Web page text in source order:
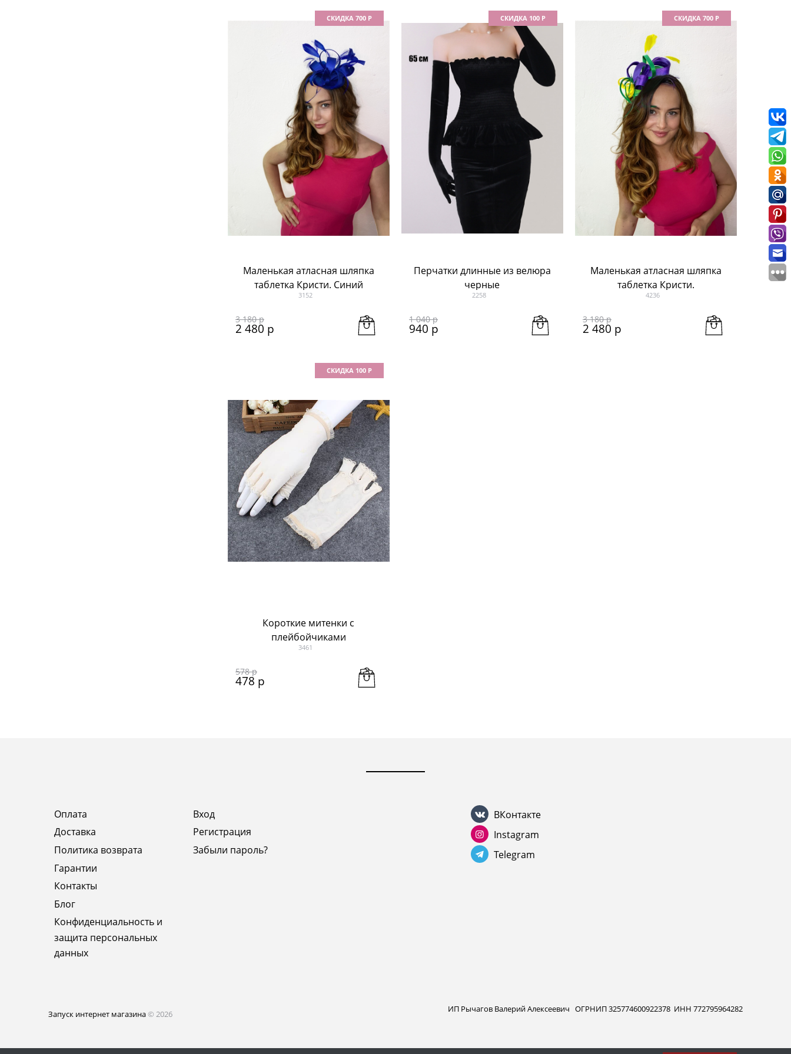
Маленькая атласная шляпка
таблетка Кристи. Синий
3152
СКИДКА 700 Р
3 180 р
2 480 р
Перчатки длинные из велюра
черные
2258
СКИДКА 100 Р
1 040 р
940 р
Маленькая атласная шляпка
таблетка Кристи.
Зеленый+фиолет
4236
СКИДКА 700 Р
3 180 р
2 480 р
Короткие митенки с
плейбойчиками
3461
СКИДКА 100 Р
578 р
478 р
Оплата
Доставка
Политика возврата
Гарантии
Контакты
Блог
Конфиденциальность и
защита персональных
данных
Вход
Регистрация
Забыли пароль?
ВКонтакте
Instagram
Telegram
Запуск интернет магазина© 2026 ИП Рычагов Валерий Алексеевич ОГРНИП 325774600922378 ИНН 772795964282